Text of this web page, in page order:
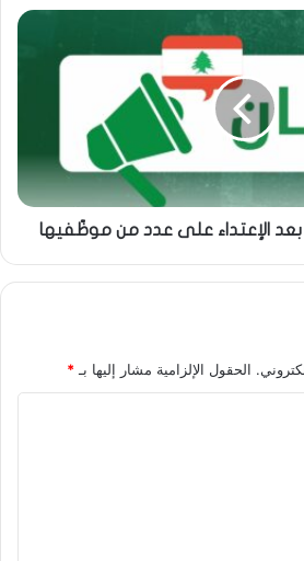
بعد الإعتداء على عدد من موظّفيها
الحقول الإلزامية مشار إليها بـ *